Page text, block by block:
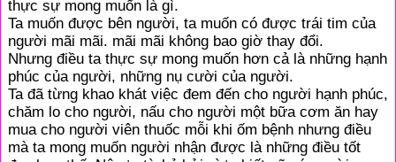
thực sự mong muốn là gì.
Ta muốn được bên người, ta muốn có được trái tim của
người mãi mãi. mãi mãi không bao giờ thay đổi.
Nhưng điều ta thực sự mong muốn hơn cả là những hạnh
phúc của người, những nụ cười của người.
Ta đã từng khao khát việc đem đến cho người hạnh phúc,
chăm lo cho người, nấu cho người một bữa cơm ăn hay
mua cho người viên thuốc mỗi khi ốm bệnh nhưng điều
mà ta mong muốn người nhận được là những điều tốt